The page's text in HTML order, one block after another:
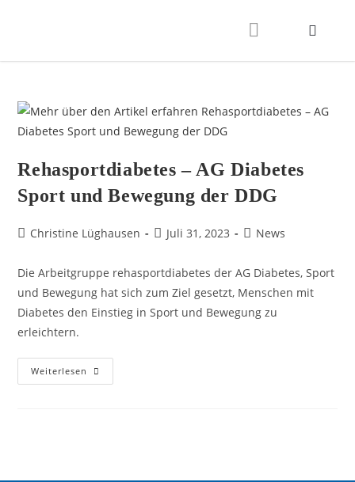
Rehasportdiabetes – AG Diabetes
Sport und Bewegung der DDG
Christine Lüghausen Juli 31, 2023 News
Die Arbeitgruppe rehasportdiabetes der AG Diabetes, Sport
und Bewegung hat sich zum Ziel gesetzt, Menschen mit
Diabetes den Einstieg in Sport und Bewegung zu
erleichtern.
Weiterlesen